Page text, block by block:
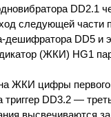
DD2.1
следующей
дешифратора DD5
(ЖКИ) HG1
ЖКИ цифры
DD3.2 —